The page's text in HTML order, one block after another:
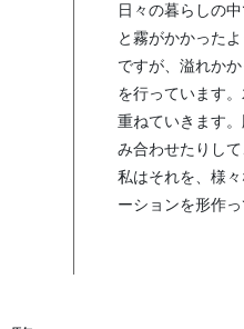
日々の暮らしの
と霧がかかった
ですが、溢れか
を行っています
重ねていきます
み合わせたりし
私はそれを、様
ーションを形作